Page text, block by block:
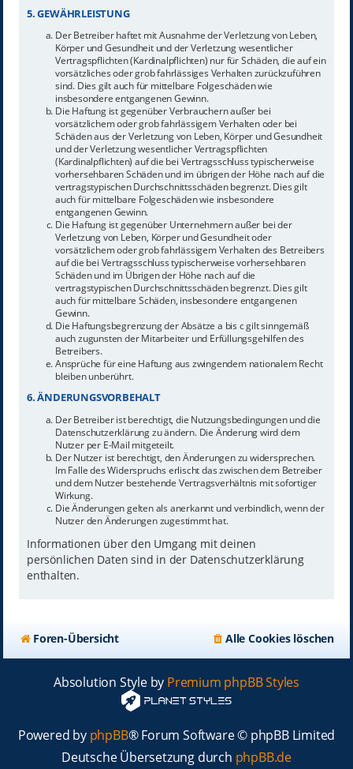
5. GEWÄHRLEISTUNG
Der Betreiber haftet mit Ausnahme der Verletzung von Leben,
Körper und Gesundheit und der Verletzung wesentlicher
Vertragspflichten (Kardinalpflichten) nur für Schäden, die auf ein
vorsätzliches oder grob fahrlässiges Verhalten zurückzuführen
sind. Dies gilt auch für mittelbare Folgeschäden wie
insbesondere entgangenen Gewinn.
Die Haftung ist gegenüber Verbrauchern außer bei
vorsätzlichem oder grob fahrlässigem Verhalten oder bei
Schäden aus der Verletzung von Leben, Körper und Gesundheit
und der Verletzung wesentlicher Vertragspflichten
(Kardinalpflichten) auf die bei Vertragsschluss typischerweise
vorhersehbaren Schäden und im übrigen der Höhe nach auf die
vertragstypischen Durchschnittsschäden begrenzt. Dies gilt
auch für mittelbare Folgeschäden wie insbesondere
entgangenen Gewinn.
Die Haftung ist gegenüber Unternehmern außer bei der
Verletzung von Leben, Körper und Gesundheit oder
vorsätzlichem oder grob fahrlässigem Verhalten des Betreibers
auf die bei Vertragsschluss typischerweise vorhersehbaren
Schäden und im Übrigen der Höhe nach auf die
vertragstypischen Durchschnittsschäden begrenzt. Dies gilt
auch für mittelbare Schäden, insbesondere entgangenen
Gewinn.
Die Haftungsbegrenzung der Absätze a bis c gilt sinngemäß
auch zugunsten der Mitarbeiter und Erfüllungsgehilfen des
Betreibers.
Ansprüche für eine Haftung aus zwingendem nationalem Recht
bleiben unberührt.
6. ÄNDERUNGSVORBEHALT
Der Betreiber ist berechtigt, die Nutzungsbedingungen und die
Datenschutzerklärung zu ändern. Die Änderung wird dem
Nutzer per E-Mail mitgeteilt.
Der Nutzer ist berechtigt, den Änderungen zu widersprechen.
Im Falle des Widerspruchs erlischt das zwischen dem Betreiber
und dem Nutzer bestehende Vertragsverhältnis mit sofortiger
Wirkung.
Die Änderungen gelten als anerkannt und verbindlich, wenn der
Nutzer den Änderungen zugestimmt hat.
Informationen über den Umgang mit deinen
persönlichen Daten sind in der Datenschutzerklärung
enthalten.
Foren-Übersicht Alle Cookies löschen
Absolution Style by Premium phpBB Styles
Powered by phpBB® Forum Software © phpBB Limited
Deutsche Übersetzung durch phpBB.de